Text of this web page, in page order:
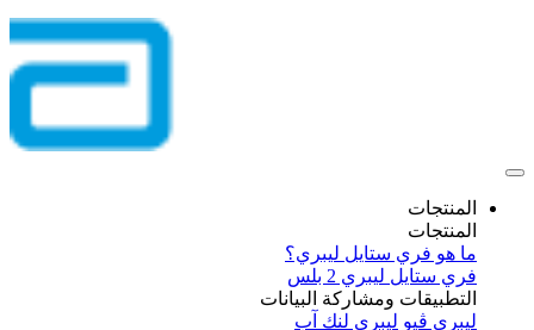
المنتجات
المنتجات
ما هو فري ستايل ليبري؟
فري ستايل ليبري 2 بلس​
التطبيقات ومشاركة البيانات
ليبري ڤيو ليبري لنك آب